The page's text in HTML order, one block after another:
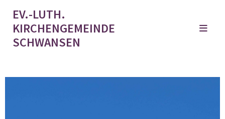
EV.-LUTH.
KIRCHENGEMEINDE
SCHWANSEN